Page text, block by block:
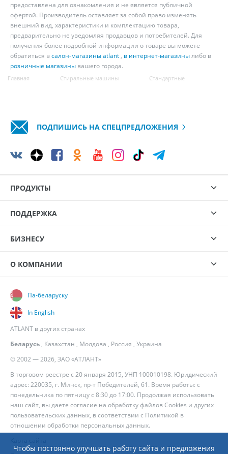
Чтобы постоянно улучшать работу сайта и предложения
предоставлена для ознакомления и не является публичной
офертой. Производитель оставляет за собой право изменять
внешний вид, характеристики и комплектацию товара,
предварительно не уведомляя продавцов и потребителей. Для
получения более подробной информации о товаре вы можете
обратиться всалон-магазины atlant, в интернет-магазинылибо в
розничные магазины вашего города.
Главная Стиральные машины Стандартные
ПОДПИШИСЬ НА СПЕЦПРЕДЛОЖЕНИЯ
ПРОДУКТЫ
ПОДДЕРЖКА
БИЗНЕСУ
О КОМПАНИИ
© 2002 — 2026, ЗАО «АТЛАНТ»
В торговом реестре с 20 января 2015, УНП 100010198. Юридический
адрес: 220035, г. Минск, пр-т Победителей, 61. Время работы: с
понедельника по пятницу с 8:30 до 17:00. Продолжая использовать
наш сайт, вы даете согласие на обработку файлов Cookies и других
пользовательских данных, в соответствии с Политикой в
отношении обработки персональных данных.
Па-беларуску
In English
ATLANT в других странах
Беларусь, Казахстан , Молдова , Россия , Украина